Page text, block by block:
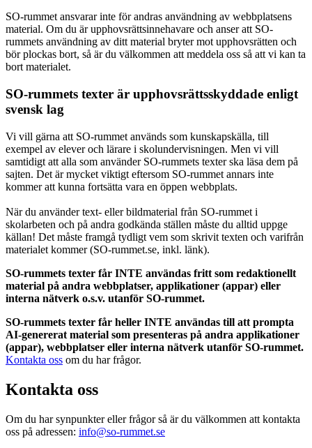
SO-rummet ansvarar inte för andras användning av webbplatsens
material. Om du är upphovsrättsinnehavare och anser att SO-
rummets användning av ditt material bryter mot upphovsrätten och
bör plockas bort, så är du välkommen att meddela oss så att vi kan ta
bort materialet.
SO-rummets texter är upphovsrättsskyddade enligt
svensk lag
Vi vill gärna att SO-rummet används som kunskapskälla, till
exempel av elever och lärare i skolundervisningen. Men vi vill
samtidigt att alla som använder SO-rummets texter ska läsa dem på
sajten. Det är mycket viktigt eftersom SO-rummet annars inte
kommer att kunna fortsätta vara en öppen webbplats.
När du använder text- eller bildmaterial från SO-rummet i
skolarbeten och på andra godkända ställen måste du alltid uppge
källan! Det måste framgå tydligt vem som skrivit texten och varifrån
materialet kommer (SO-rummet.se, inkl. länk).
SO-rummets texter får INTE användas fritt som redaktionellt
material på andra webbplatser, applikationer (appar) eller
interna nätverk o.s.v. utanför SO-rummet.
SO-rummets texter får heller INTE användas till att prompta
AI-genererat material som presenteras på andra applikationer
(appar), webbplatser eller interna nätverk utanför SO-rummet.
Kontakta oss om du har frågor.
Kontakta oss
Om du har synpunkter eller frågor så är du välkommen att kontakta
oss på adressen: info@so-rummet.se